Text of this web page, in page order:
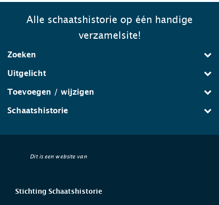
Alle schaatshistorie op één handige
verzamelsite!
Zoeken
Uitgelicht
Toevoegen / wijzigen
Schaatshistorie
Dit is een website van
Stichting Schaatshistorie